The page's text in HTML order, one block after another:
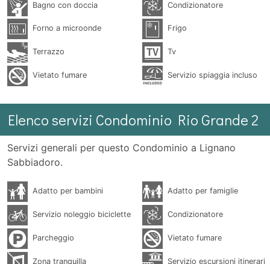
Bagno con doccia Condizionatore
Forno a microonde Frigo
Terrazzo Tv
Vietato fumare Servizio spiaggia incluso
Elenco servizi Condominio Rio Grande 2
Servizi generali per questo Condominio a Lignano
Sabbiadoro.
Adatto per bambini Adatto per famiglie
Servizio noleggio biciclette Condizionatore
Parcheggio Vietato fumare
Zona tranquilla Servizio escursioni itinerari